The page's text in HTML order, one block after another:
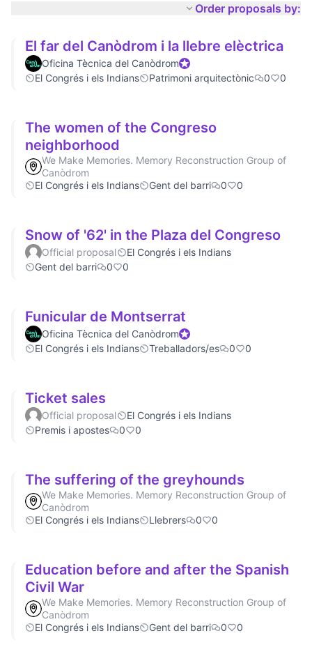
Order proposals by:
El far del Canòdrom i la llebre elèctrica
Oficina Tècnica del CanòdromOfficial participant
El Congrés i els Indians
Patrimoni arquitectònic 0 0
The women of the Congreso
neighborhood
We Make Memories. Memory Reconstruction Group of
Canòdrom
El Congrés i els Indians
Gent del barri 0 0
Snow of '62' in the Plaza del Congreso
Official proposal
El Congrés i els Indians
Gent del barri
0 0
Funicular de Montserrat
Oficina Tècnica del CanòdromOfficial participant
El Congrés i els Indians
Treballadors/es 0 0
Ticket sales
Official proposal
El Congrés i els Indians
Premis i apostes
0 0
The suffering of the greyhounds
We Make Memories. Memory Reconstruction Group of
Canòdrom
El Congrés i els Indians
Llebrers 0 0
Education before and after the Spanish
Civil War
We Make Memories. Memory Reconstruction Group of
Canòdrom
El Congrés i els Indians
Gent del barri 0 0